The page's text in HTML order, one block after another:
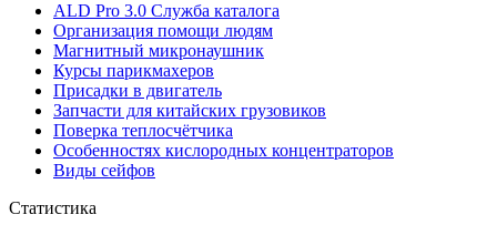
ALD Pro 3.0 Служба каталога
Организация помощи людям
Магнитный микронаушник
Курсы парикмахеров
Присадки в двигатель
Запчасти для китайских грузовиков
Поверка теплосчётчика
Особенностях кислородных концентраторов
Виды сейфов
Статистика